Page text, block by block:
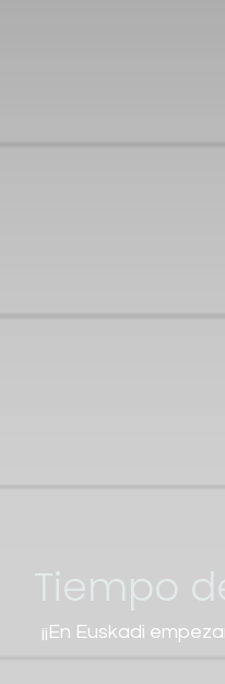
Tiempo
¡¡En Euskadi